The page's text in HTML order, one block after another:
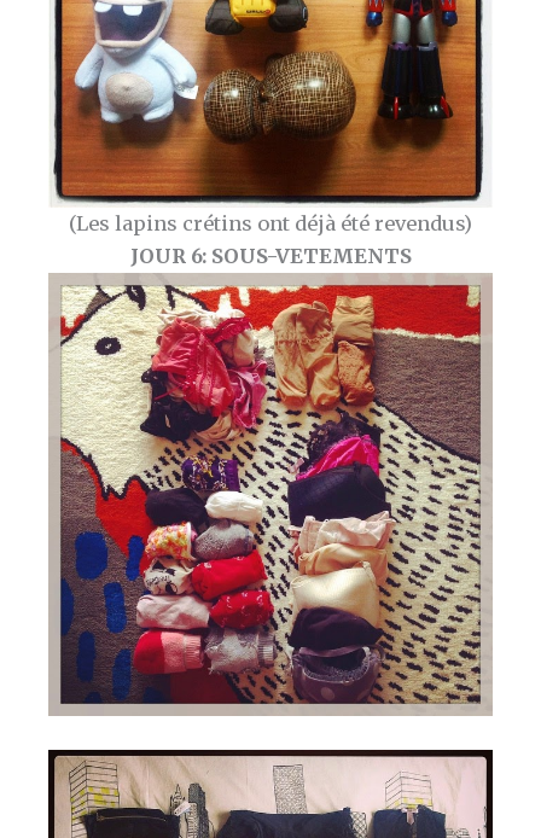
(Les lapins crétins ont déjà été revendus)
JOUR 6: SOUS-VETEMENTS